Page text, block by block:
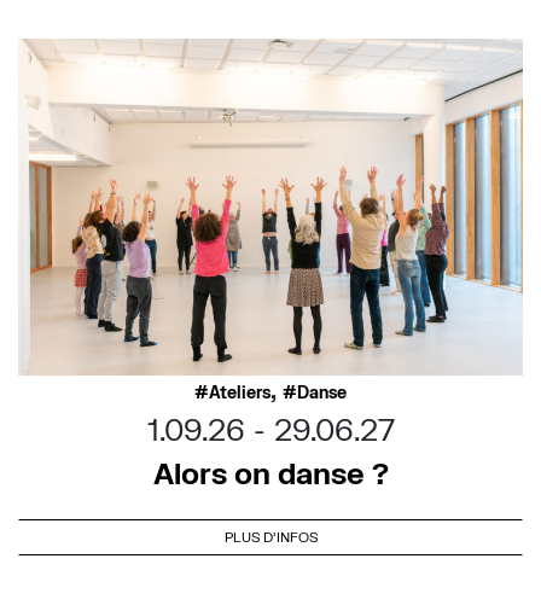
Ateliers, Danse
1.09.26
29.06.27
Alors on danse ?
PLUS D'INFOS